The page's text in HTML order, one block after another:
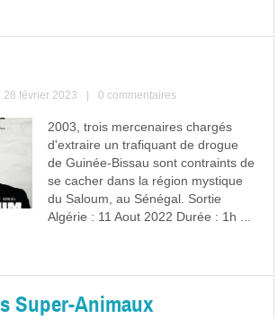
28 février 2023 0 commentaires
2003, trois mercenaires chargés
d'extraire un trafiquant de drogue
de Guinée-Bissau sont contraints de
se cacher dans la région mystique
du Saloum, au Sénégal. Sortie
Algérie : 11 Aout 2022 Durée : 1h ...
Super-Animaux